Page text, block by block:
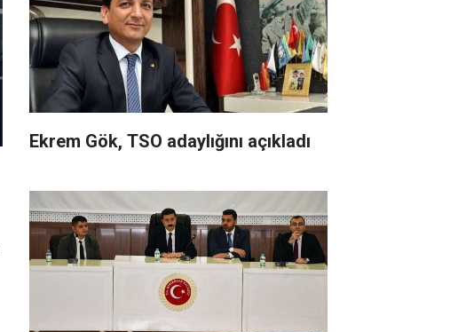
Ekrem Gök, TSO adaylığını açıkladı